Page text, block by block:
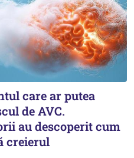
care ar putea
de AVC.
au descoperit cum
creierul